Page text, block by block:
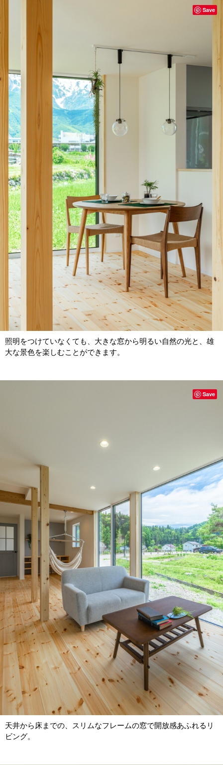
照明をつけていなくても、大きな窓から明るい自然の光と、雄
大な景色を楽しむことができます。
Save
天井から床までの、スリムなフレームの窓で開放感あふれるリ
ビング。
Save